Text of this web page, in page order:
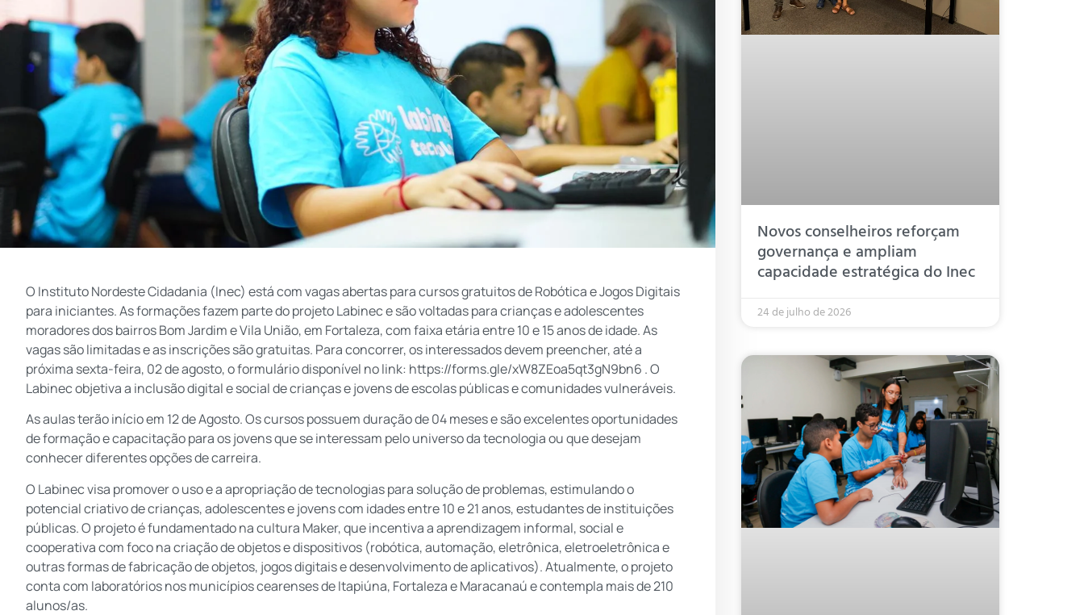
O Instituto Nordeste Cidadania (Inec) está com vagas abertas para cursos gratuitos de Robótica e Jogos Digitais
para iniciantes. As formações fazem parte do projeto Labinec e são voltadas para crianças e adolescentes
moradores dos bairros Bom Jardim e Vila União, em Fortaleza, com faixa etária entre 10 e 15 anos de idade. As
vagas são limitadas e as inscrições são gratuitas. Para concorrer, os interessados devem preencher, até a
próxima sexta-feira, 02 de agosto, o formulário disponível no link: https://forms.gle/xW8ZEoa5qt3gN9bn6 . O
Labinec objetiva a inclusão digital e social de crianças e jovens de escolas públicas e comunidades vulneráveis.
As aulas terão início em 12 de Agosto. Os cursos possuem duração de 04 meses e são excelentes oportunidades
de formação e capacitação para os jovens que se interessam pelo universo da tecnologia ou que desejam
conhecer diferentes opções de carreira.
O Labinec visa promover o uso e a apropriação de tecnologias para solução de problemas, estimulando o
potencial criativo de crianças, adolescentes e jovens com idades entre 10 e 21 anos, estudantes de instituições
públicas. O projeto é fundamentado na cultura Maker, que incentiva a aprendizagem informal, social e
cooperativa com foco na criação de objetos e dispositivos (robótica, automação, eletrônica, eletroeletrônica e
outras formas de fabricação de objetos, jogos digitais e desenvolvimento de aplicativos). Atualmente, o projeto
conta com laboratórios nos municípios cearenses de Itapiúna, Fortaleza e Maracanaú e contempla mais de 210
alunos/as.
Novos conselheiros reforçam
governança e ampliam
capacidade estratégica do Inec
24 de julho de 2026